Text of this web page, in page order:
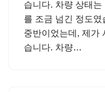
습니다. 차량 상태
를 조금 넘긴 정도
중반이었는데, 제가
습니다. 차량…